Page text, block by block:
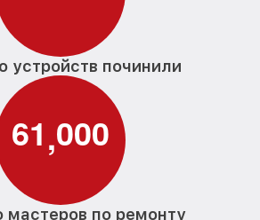
устройств починили
61,000
мастеров по ремонту